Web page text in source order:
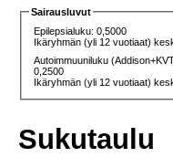
Sairausluvut
Epilepsialuku: 0,5000
Ikäryhmän (yli 12 vuotiaat)
Autoimmuuniluku
0,2500
Ikäryhmän (yli 12 vuotiaat)
Sukutaulu